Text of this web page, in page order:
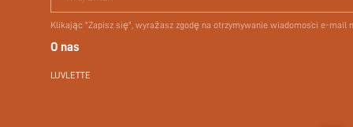
Klikając "Zapisz się", wyrażasz zgodę na otrzymywanie wiadomości e-mail
O nas
LUVLETTE